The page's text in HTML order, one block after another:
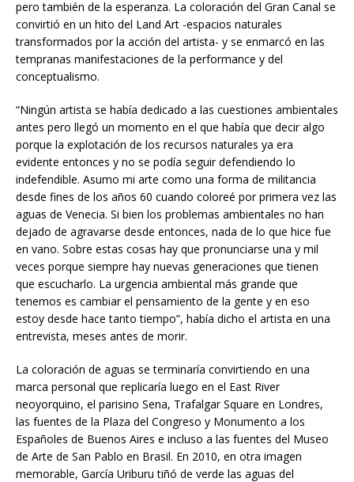
pero también de la esperanza. La coloración del Gran Canal se
convirtió en un hito del Land Art -espacios naturales
transformados por la acción del artista- y se enmarcó en las
tempranas manifestaciones de la performance y del
conceptualismo.
“Ningún artista se había dedicado a las cuestiones ambientales
antes pero llegó un momento en el que había que decir algo
porque la explotación de los recursos naturales ya era
evidente entonces y no se podía seguir defendiendo lo
indefendible. Asumo mi arte como una forma de militancia
desde fines de los años 60 cuando coloreé por primera vez las
aguas de Venecia. Si bien los problemas ambientales no han
dejado de agravarse desde entonces, nada de lo que hice fue
en vano. Sobre estas cosas hay que pronunciarse una y mil
veces porque siempre hay nuevas generaciones que tienen
que escucharlo. La urgencia ambiental más grande que
tenemos es cambiar el pensamiento de la gente y en eso
estoy desde hace tanto tiempo”, había dicho el artista en una
entrevista, meses antes de morir.
La coloración de aguas se terminaría convirtiendo en una
marca personal que replicaría luego en el East River
neoyorquino, el parisino Sena, Trafalgar Square en Londres,
las fuentes de la Plaza del Congreso y Monumento a los
Españoles de Buenos Aires e incluso a las fuentes del Museo
de Arte de San Pablo en Brasil. En 2010, en otra imagen
memorable, García Uriburu tiñó de verde las aguas del